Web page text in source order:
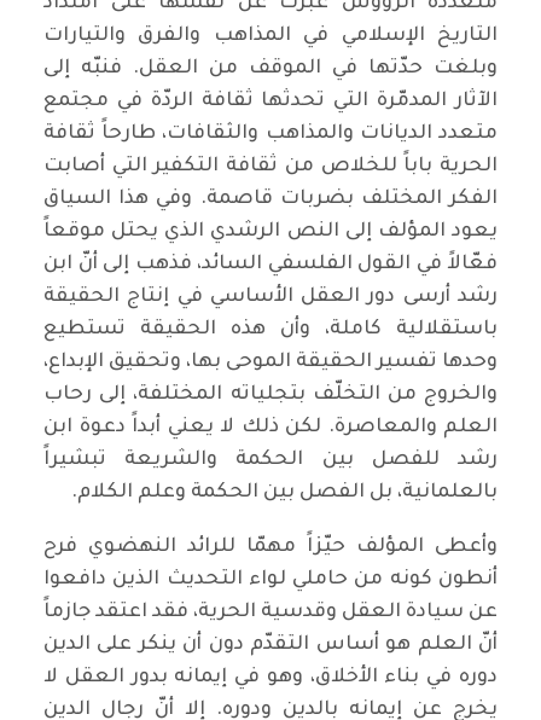
التاريخ الإسلامي في المذاهب والفرق والتيارات
وبلغت حدّتها في الموقف من العقل. فنبّه إلى
الآثار المدمّرة التي تحدثها ثقافة الردّة في مجتمع
متعدد الديانات والمذاهب والثقافات، طارحاً ثقافة
الحرية باباً للخلاص من ثقافة التكفير التي أصابت
الفكر المختلف بضربات قاصمة. وفي هذا السياق
يعود المؤلف إلى النص الرشدي الذي يحتل موقعاً
فعّالاً في القول الفلسفي السائد، فذهب إلى أنّ ابن
رشد أرسى دور العقل الأساسي في إنتاج الحقيقة
باستقلالية كاملة، وأن هذه الحقيقة تستطيع
وحدها تفسير الحقيقة الموحى بها، وتحقيق الإبداع،
والخروج من التخلّف بتجلياته المختلفة، إلى رحاب
العلم والمعاصرة. لكن ذلك لا يعني أبداً دعوة ابن
رشد للفصل بين الحكمة والشريعة تبشيراً
بالعلمانية، بل الفصل بين الحكمة وعلم الكلام.
وأعطى المؤلف حيّزاً مهمّا للرائد النهضوي فرح
أنطون كونه من حاملي لواء التحديث الذين دافعوا
عن سيادة العقل وقدسية الحرية، فقد اعتقد جازماً
أنّ العلم هو أساس التقدّم دون أن ينكر على الدين
دوره في بناء الأخلاق، وهو في إيمانه بدور العقل لا
يخرج عن إيمانه بالدين ودوره. إلا أنّ رجال الدين